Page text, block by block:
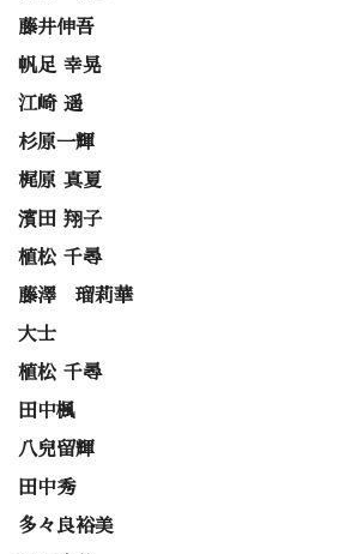
藤井伸吾
帆足 幸晃
江崎 遥
杉原一輝
梶原 真夏
濱田 翔子
植松 千尋
藤澤 瑠莉華
大士
植松 千尋
田中楓
八兒留輝
田中秀
多々良裕美